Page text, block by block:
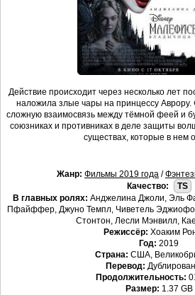
Действие происходит через несколько лет
наложила злые чары на принцессу Аврору.
сложную взаимосвязь между тёмной феей и
союзниках и противниках в деле защиты
существах, которые в нем
Жанр: Фильмы 2019 года /
Качество:
TS
В главных ролях: Анджелина Джоли, Эль
Пфайффер, Джуно Темпл, Чиветель
Стонтон, Лесли Мэнвилл,
Режиссёр: Хоаким
Год: 2019
Страна: США,
Перевод:
Продолжительность:
Размер: 1.37 GB